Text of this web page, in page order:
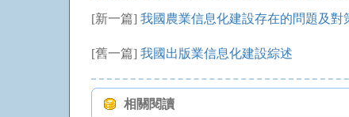
[新一篇] 我國農業信息化建設存在的問題及對
[舊一篇] 我國出版業信息化建設綜述
相關閱讀